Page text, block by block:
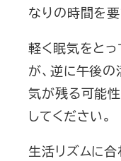
なりの時間を要
軽く眠気をと
が、逆に午後
気が残る可能
してください。
生活リズムに